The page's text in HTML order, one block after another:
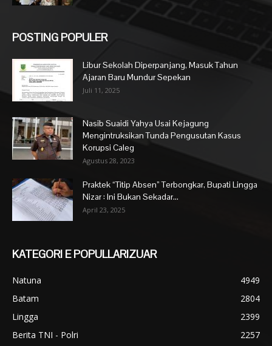
POSTING POPULER
Libur Sekolah Diperpanjang, Masuk Tahun
Ajaran Baru Mundur Sepekan
Juli 11, 2025
Nasib Suaidi Yahya Usai Kejagung
Mengintruksikan Tunda Pengusutan Kasus
Korupsi Caleg
Agustus 28, 2023
Praktek “Titip Absen” Terbongkar, Bupati Lingga
Nizar : Ini Bukan Sekadar...
April 23, 2025
KATEGORI E POPULLARIZUAR
Natuna
4949
Batam
2804
Lingga
2399
Berita TNI - Polri
2257